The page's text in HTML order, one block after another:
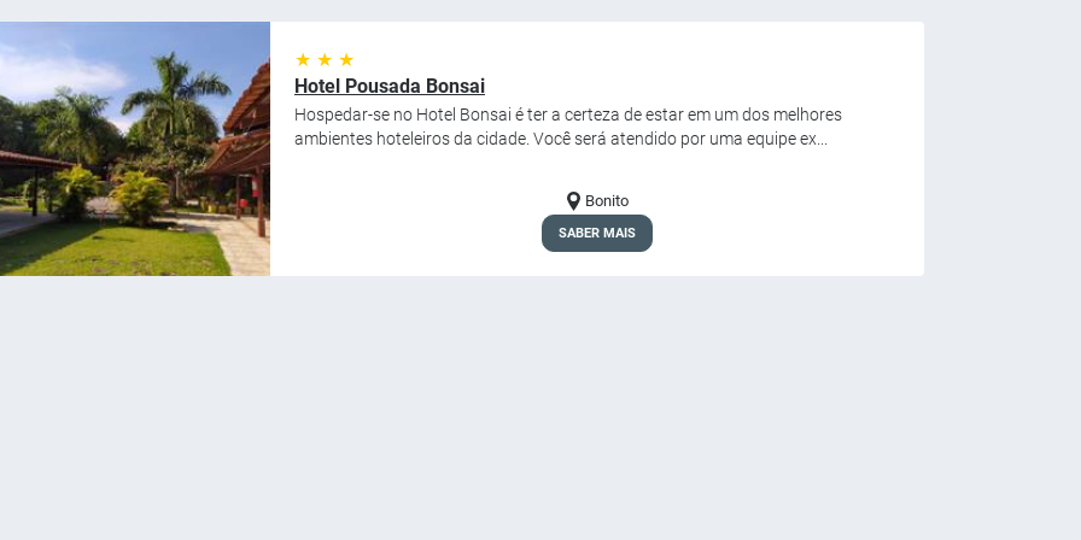
★ ★ ★
Hotel Pousada Bonsai
Hospedar-se no Hotel Bonsai é ter a certeza de estar em um dos melhores
ambientes hoteleiros da cidade. Você será atendido por uma equipe ex...
Bonito
SABER MAIS